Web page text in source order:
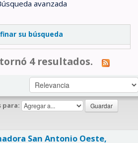
avanzada
su búsqueda
4 resultados.
para:
San Antonio Oeste,